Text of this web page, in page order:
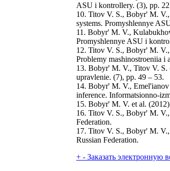
ASU i kontrollery. (3), pp.
10. Titov V. S., Bobyr' M. V.,
systems. Promyshlennye
11. Bobyr' M. V.,
Promyshlennye ASU i
12. Titov V. S., Bobyr' M.
Problemy mashinostroeniia i
13. Bobyr' M. V., Titov V. S.
upravlenie. (7), pp. 49 – 53.
14. Bobyr' M. V.,
inference. Informatsionno-
15. Bobyr' M. V. et al.
16. Titov V. S., Bobyr' M.
Federation.
17. Titov V. S., Bobyr' M.
Russian Federation.
+ - Заказать электронную